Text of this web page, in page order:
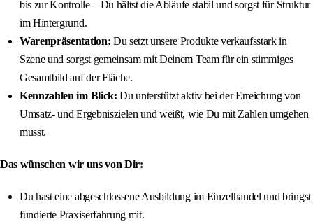
bis zur Kontrolle – Du hältst die Abläufe stabil und sorgst für Struktur
im Hintergrund.
Warenpräsentation: Du setzt unsere Produkte verkaufsstark in
Szene und sorgst gemeinsam mit Deinem Team für ein stimmiges
Gesamtbild auf der Fläche.
Kennzahlen im Blick: Du unterstützt aktiv bei der Erreichung von
Umsatz- und Ergebniszielen und weißt, wie Du mit Zahlen umgehen
musst.
Das wünschen wir uns von Dir:
Du hast eine abgeschlossene Ausbildung im Einzelhandel und bringst
fundierte Praxiserfahrung mit.